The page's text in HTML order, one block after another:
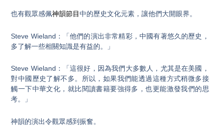
也有觀眾感佩神韻節目中的歷史文化元素，讓他們大開眼界。
Steve Wieland：「他們的演出非常精彩，中國有著悠久的歷史，
多了解一些相關知識是有益的。」
Steve Wieland：「這很好，因為我們大多數人，尤其是在美國，
對中國歷史了解不多。所以，如果我們能透過這種方式稍微多接
觸一下中華文化，就比閱讀書籍要強得多，也更能激發我們的思
考。」
神韻的演出令觀眾感到振奮。